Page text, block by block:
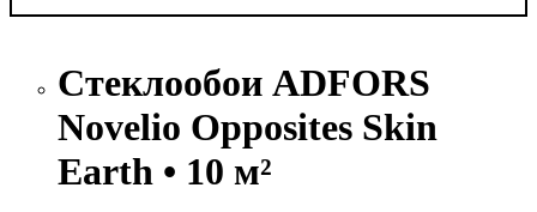
Стеклообои ADFORS
Novelio Opposites Skin
Earth • 10 м²